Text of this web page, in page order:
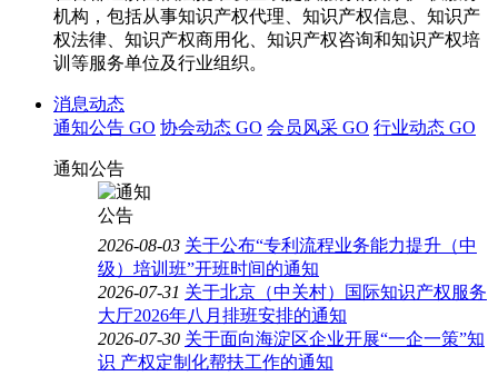
机构，包括从事知识产权代理、知识产权信息、知识产
权法律、知识产权商用化、知识产权咨询和知识产权培
训等服务单位及行业组织。
消息动态
通知公告 GO 协会动态 GO 会员风采 GO 行业动态 GO
通知公告
2026-08-03 关于公布“专利流程业务能力提升（中
级）培训班”开班时间的通知
2026-07-31 关于北京（中关村）国际知识产权服务
大厅2026年八月排班安排的通知
2026-07-30 关于面向海淀区企业开展“一企一策”知
识 产权定制化帮扶工作的通知